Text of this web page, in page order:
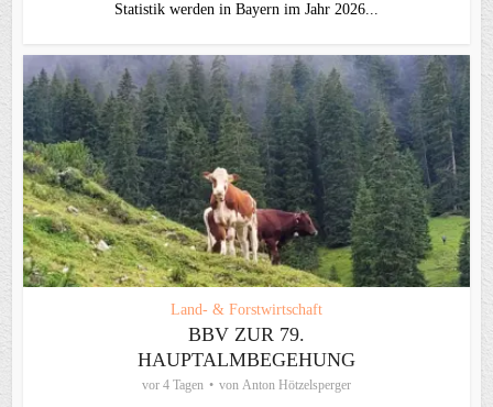
Statistik werden in Bayern im Jahr 2026...
Land- & Forstwirtschaft
BBV ZUR 79.
HAUPTALMBEGEHUNG
vor 4 Tagen von Anton Hötzelsperger